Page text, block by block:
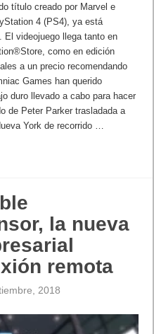
título creado por Marvel e
4 (PS4), ya está
El videojuego llega tanto en
como en edición
a un precio recomendando
Games han querido
duro llevado a cabo para hacer
de Peter Parker trasladada a
York de recorrido …
la nueva
remota
2018